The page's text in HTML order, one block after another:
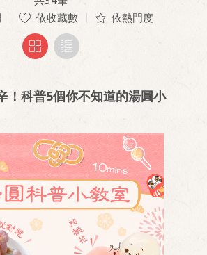
依收藏數 依熱門度
！科普5個你不知道的湯圓小